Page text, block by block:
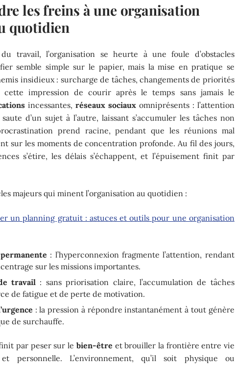
les freins à une organisation
quotidien
travail, l’organisation se heurte à une foule d’obstacles
semble simple sur le papier, mais la mise en pratique se
insidieux : surcharge de tâches, changements de priorités
impression de courir après le temps sans jamais le
incessantes,réseaux sociaux omniprésents : l’attention
d’un sujet à l’autre, laissant s’accumuler les tâches non
prend racine, pendant que les réunions mal
sur les moments de concentration profonde. Au fil des jours,
s’étire, les délais s’échappent, et l’épuisement finit par
majeurs qui minent l’organisation au quotidien :
un planning gratuit : astuces et outils pour une organisation
: l’hyperconnexion fragmente l’attention, rendant
sur les missions importantes.
travail: sans priorisation claire, l’accumulation de tâches
de fatigue et de perte de motivation.
: la pression à répondre instantanément à tout génère
de surchauffe.
par peser sur le bien-être et brouiller la frontière entre vie
et personnelle. L’environnement, qu’il soit physique ou